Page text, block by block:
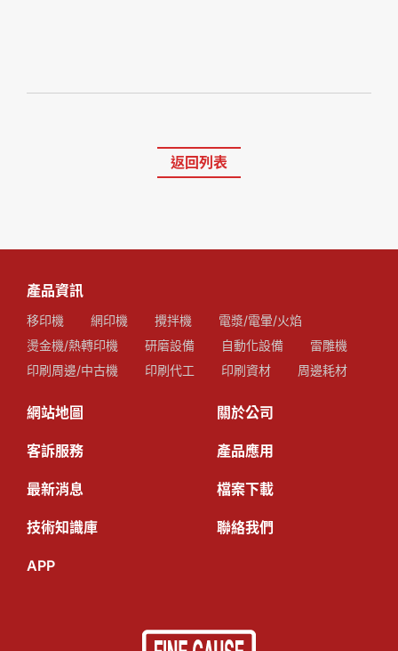
返回列表
產品資訊
移印機 網印機 攪拌機
電漿/電暈/火焰
燙金機/熱轉印機
研磨設備 自動化設備
雷雕機
印刷周邊/中古機
印刷代工 印刷資材 周邊耗材
網站地圖 關於公司
客訴服務 產品應用
最新消息 檔案下載
技術知識庫 聯絡我們
APP